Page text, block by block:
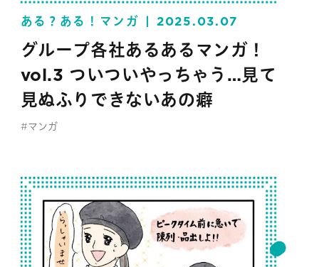
ある？ある！マンガ 2025.03.07
グループ各社あるあるマンガ！
vol.3 ついついやっちゃう…見て
見ぬふりできないあの癖
#マンガ